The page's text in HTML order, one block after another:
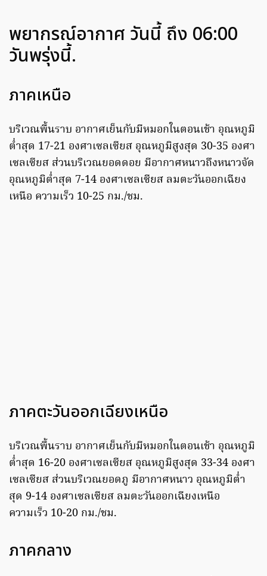
พยากรณ์อากาศ วันนี้ ถึง 06:00
วันพรุ่งนี้.
ภาคเหนือ
บริเวณพื้นราบ อากาศเย็นกับมีหมอกในตอนเช้า อุณหภูมิ
ต่ำสุด 17-21 องศาเซลเซียส อุณหภูมิสูงสุด 30-35 องศา
เซลเซียส ส่วนบริเวณยอดดอย มีอากาศหนาวถึงหนาวจัด
อุณหภูมิต่ำสุด 7-14 องศาเซลเซียส ลมตะวันออกเฉียง
เหนือ ความเร็ว 10-25 กม./ชม.
ภาคตะวันออกเฉียงเหนือ
บริเวณพื้นราบ อากาศเย็นกับมีหมอกในตอนเช้า อุณหภูมิ
ต่ำสุด 16-20 องศาเซลเซียส อุณหภูมิสูงสุด 33-34 องศา
เซลเซียส ส่วนบริเวณยอดภู มีอากาศหนาว อุณหภูมิต่ำ
สุด 9-14 องศาเซลเซียส ลมตะวันออกเฉียงเหนือ
ความเร็ว 10-20 กม./ชม.
ภาคกลาง